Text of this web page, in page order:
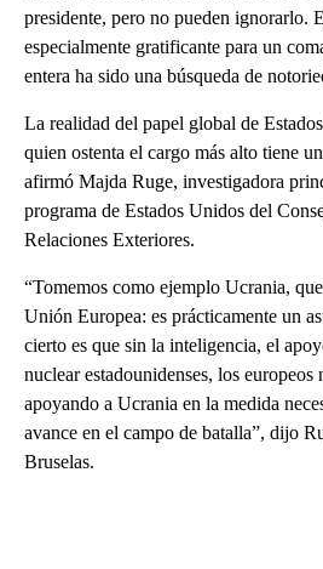
presidente, pero no pueden ignorarlo.
especialmente gratificante para un
entera ha sido una búsqueda de
La realidad del papel global de
quien ostenta el cargo más alto tiene
afirmó Majda Ruge, investigadora
programa de Estados Unidos del
Relaciones Exteriores.
“Tomemos como ejemplo Ucrania,
Unión Europea: es prácticamente un
cierto es que sin la inteligencia, el
nuclear estadounidenses, los europeos
apoyando a Ucrania en la medida
avance en el campo de batalla”, dijo
Bruselas.